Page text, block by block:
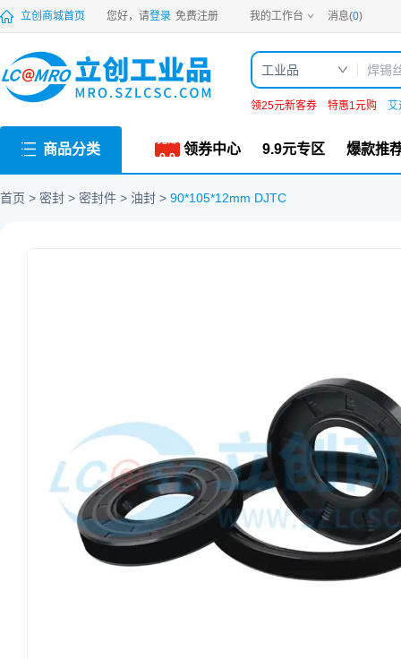
PDF 立创商城首页 您好，请登录 免费注册 我的工作台 消息(0)
工业品
领25元新客券 特惠1元购 艾
商品分类 领券中心 9.9元专区 爆款推
首页 密封 密封件 油封 90*105*12mm DJTC